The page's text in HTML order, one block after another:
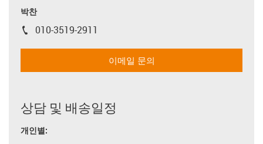
박찬
igus-icon-phone
010-3519-2911
이메일 문의
상담 및 배송일정
개인별: